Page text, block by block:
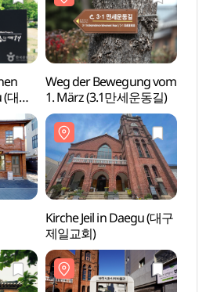
대구
여행))
Weg der Bewegung vom
1. März (3.1만세운동길)
Kirche Jeil in Daegu (대구
제일교회)